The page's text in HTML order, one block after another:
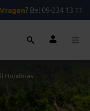
Vragen? Bel 09-234 13 11
Honduras